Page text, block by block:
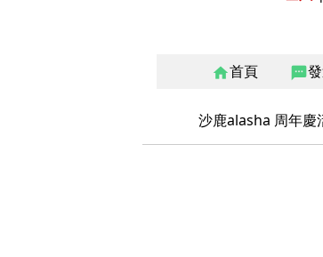
home首頁 sms
沙鹿alasha 周年慶